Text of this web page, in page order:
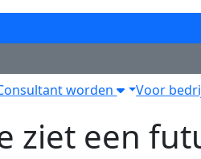
worden
Voor
ziet een